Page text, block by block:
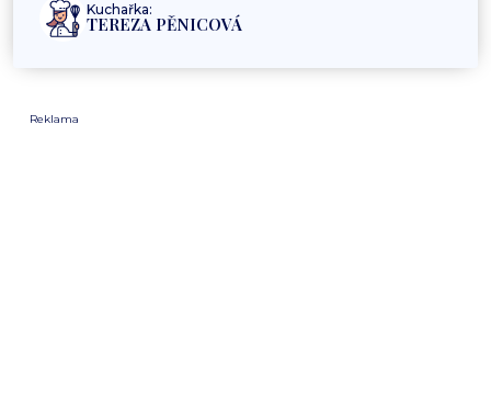
Kuchařka:
TEREZA PĚNICOVÁ
Reklama